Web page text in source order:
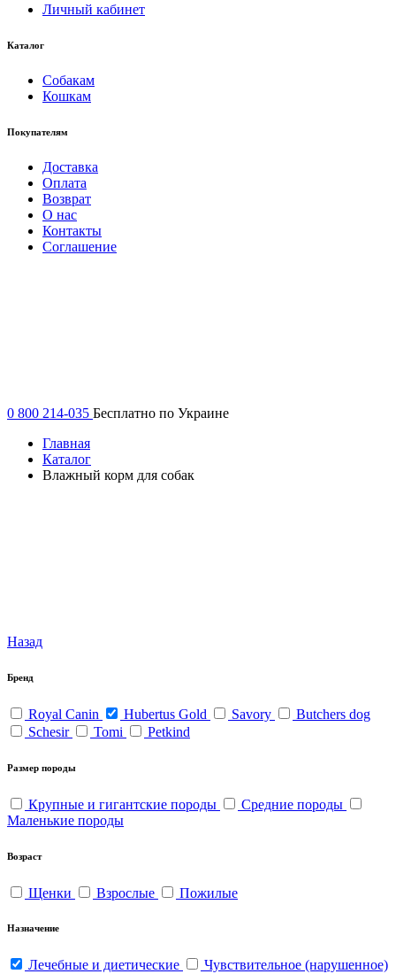
Личный кабинет
Каталог
Собакам
Кошкам
Покупателям
Доставка
Оплата
Возврат
О нас
Контакты
Соглашение
0 800 214-035 Бесплатно по Украине
Главная
Каталог
Влажный корм для собак
Назад
Бренд
Royal Canin Hubertus Gold Savory
Butchers dog
Schesir
Tomi Petkind
Размер породы
Крупные и гигантские породы
Средние породы
Маленькие породы
Возраст
Щенки Взрослые Пожилые
Назначение
Лечебные и диетические
Чувствительное (нарушенное)